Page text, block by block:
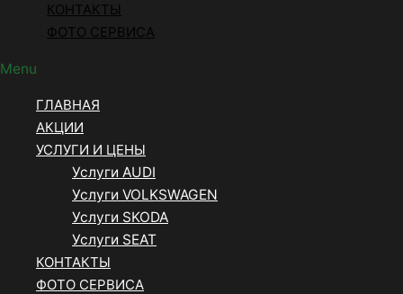
КОНТАКТЫ
ФОТО СЕРВИСА
Menu
ГЛАВНАЯ
АКЦИИ
УСЛУГИ И ЦЕНЫ
Услуги AUDI
Услуги VOLKSWAGEN
Услуги SKODA
Услуги SEAT
КОНТАКТЫ
ФОТО СЕРВИСА